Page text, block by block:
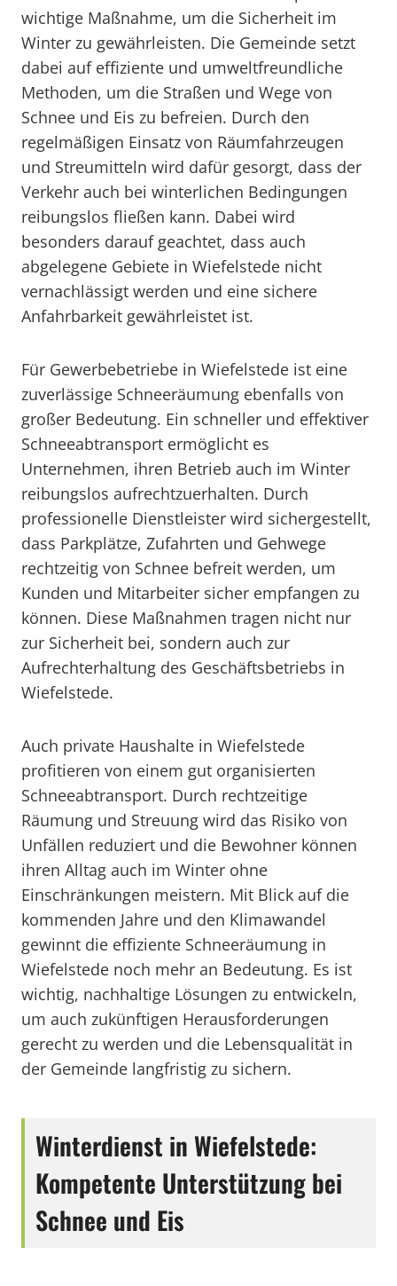
wichtige Maßnahme, um die Sicherheit im
Winter zu gewährleisten. Die Gemeinde setzt
dabei auf effiziente und umweltfreundliche
Methoden, um die Straßen und Wege von
Schnee und Eis zu befreien. Durch den
regelmäßigen Einsatz von Räumfahrzeugen
und Streumitteln wird dafür gesorgt, dass der
Verkehr auch bei winterlichen Bedingungen
reibungslos fließen kann. Dabei wird
besonders darauf geachtet, dass auch
abgelegene Gebiete in Wiefelstede nicht
vernachlässigt werden und eine sichere
Anfahrbarkeit gewährleistet ist.
Für Gewerbebetriebe in Wiefelstede ist eine
zuverlässige Schneeräumung ebenfalls von
großer Bedeutung. Ein schneller und effektiver
Schneeabtransport ermöglicht es
Unternehmen, ihren Betrieb auch im Winter
reibungslos aufrechtzuerhalten. Durch
professionelle Dienstleister wird sichergestellt,
dass Parkplätze, Zufahrten und Gehwege
rechtzeitig von Schnee befreit werden, um
Kunden und Mitarbeiter sicher empfangen zu
können. Diese Maßnahmen tragen nicht nur
zur Sicherheit bei, sondern auch zur
Aufrechterhaltung des Geschäftsbetriebs in
Wiefelstede.
Auch private Haushalte in Wiefelstede
profitieren von einem gut organisierten
Schneeabtransport. Durch rechtzeitige
Räumung und Streuung wird das Risiko von
Unfällen reduziert und die Bewohner können
ihren Alltag auch im Winter ohne
Einschränkungen meistern. Mit Blick auf die
kommenden Jahre und den Klimawandel
gewinnt die effiziente Schneeräumung in
Wiefelstede noch mehr an Bedeutung. Es ist
wichtig, nachhaltige Lösungen zu entwickeln,
um auch zukünftigen Herausforderungen
gerecht zu werden und die Lebensqualität in
der Gemeinde langfristig zu sichern.
Winterdienst in Wiefelstede:
Kompetente Unterstützung bei
Schnee und Eis